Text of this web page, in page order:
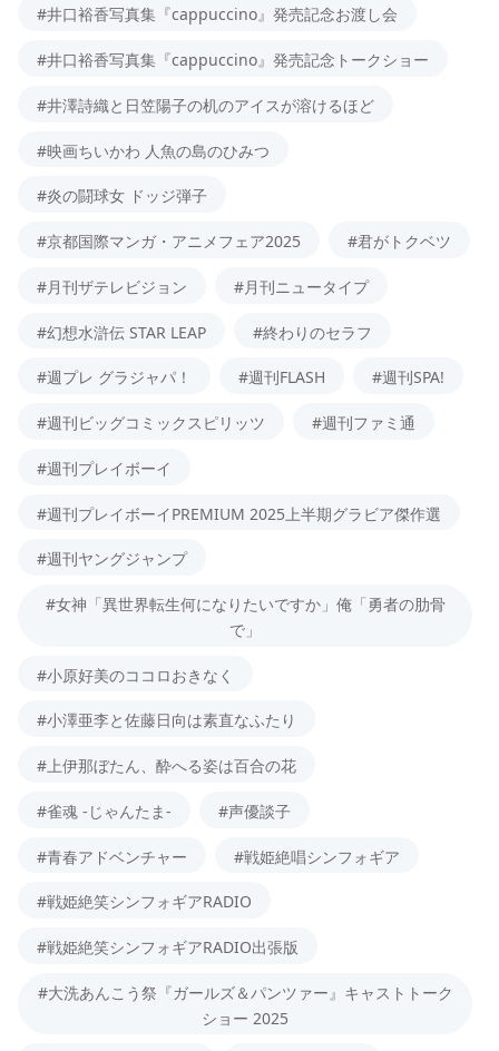
#井口裕香写真集『cappuccino』発売記念お渡し会
#井口裕香写真集『cappuccino』発売記念トークショー
#井澤詩織と日笠陽子の机のアイスが溶けるほど
#映画ちいかわ 人魚の島のひみつ
#炎の闘球女 ドッジ弾子
#京都国際マンガ・アニメフェア2025 #君がトクベツ
#月刊ザテレビジョン #月刊ニュータイプ
#幻想水滸伝 STAR LEAP #終わりのセラフ
#週プレ グラジャパ！ #週刊FLASH #週刊SPA!
#週刊ビッグコミックスピリッツ #週刊ファミ通
#週刊プレイボーイ
#週刊プレイボーイPREMIUM 2025上半期グラビア傑作選
#週刊ヤングジャンプ
#女神「異世界転生何になりたいですか」俺「勇者の肋骨
で」
#小原好美のココロおきなく
#小澤亜李と佐藤日向は素直なふたり
#上伊那ぼたん、酔へる姿は百合の花
#雀魂 -じゃんたま- #声優談子
#青春アドベンチャー #戦姫絶唱シンフォギア
#戦姫絶笑シンフォギアRADIO
#戦姫絶笑シンフォギアRADIO出張版
#大洗あんこう祭『ガールズ＆パンツァー』キャストトーク
ショー 2025